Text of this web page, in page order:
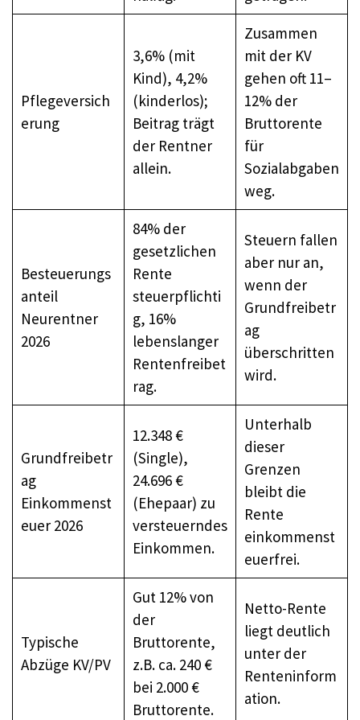
Pflegeversich
erung
3,6% (mit
Kind), 4,2%
(kinderlos);
Beitrag trägt
der Rentner
allein.
Zusammen
mit der KV
gehen oft 11–
12% der
Bruttorente
für
Sozialabgaben
weg.
Besteuerungs
anteil
Neurentner
2026
84% der
gesetzlichen
Rente
steuerpflichti
g, 16%
lebenslanger
Rentenfreibet
rag.
Steuern fallen
aber nur an,
wenn der
Grundfreibetr
ag
überschritten
wird.
Grundfreibetr
ag
Einkommenst
euer 2026
12.348 €
(Single),
24.696 €
(Ehepaar) zu
versteuerndes
Einkommen.
Unterhalb
dieser
Grenzen
bleibt die
Rente
einkommenst
euerfrei.
Typische
Abzüge KV/PV
Gut 12% von
der
Bruttorente,
z.B. ca. 240 €
bei 2.000 €
Bruttorente.
Netto-Rente
liegt deutlich
unter der
Renteninform
ation.